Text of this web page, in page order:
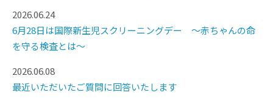
2026.06.24
6月28日は国際新生児スクリーニングデー ～赤ちゃんの命
を守る検査とは～
2026.06.08
最近いただいたご質問に回答いたします